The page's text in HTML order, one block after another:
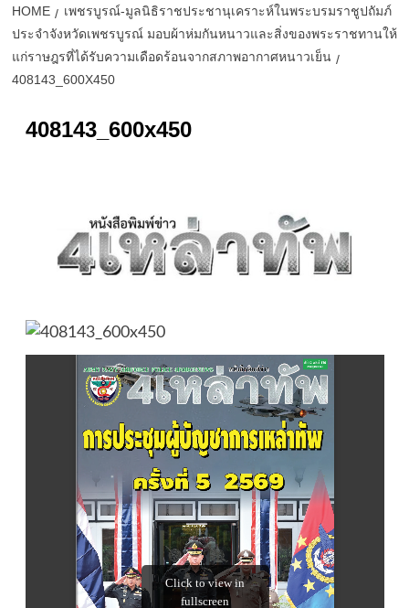
HOME
เพชรบูรณ์-มูลนิธิราชประชานุเคราะห์ในพระบรมราชูปถัมภ์
ประจำจังหวัดเพชรบูรณ์ มอบผ้าห่มกันหนาวและสิ่งของพระราชทานให้
แก่ราษฎรที่ได้รับความเดือดร้อนจากสภาพอากาศหนาวเย็น
408143_600X450
408143_600x450